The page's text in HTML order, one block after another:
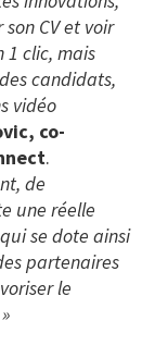
CV et voir
1 clic, mais
candidats,
vidéo
co-
.
de
une réelle
se dote ainsi
partenaires
le